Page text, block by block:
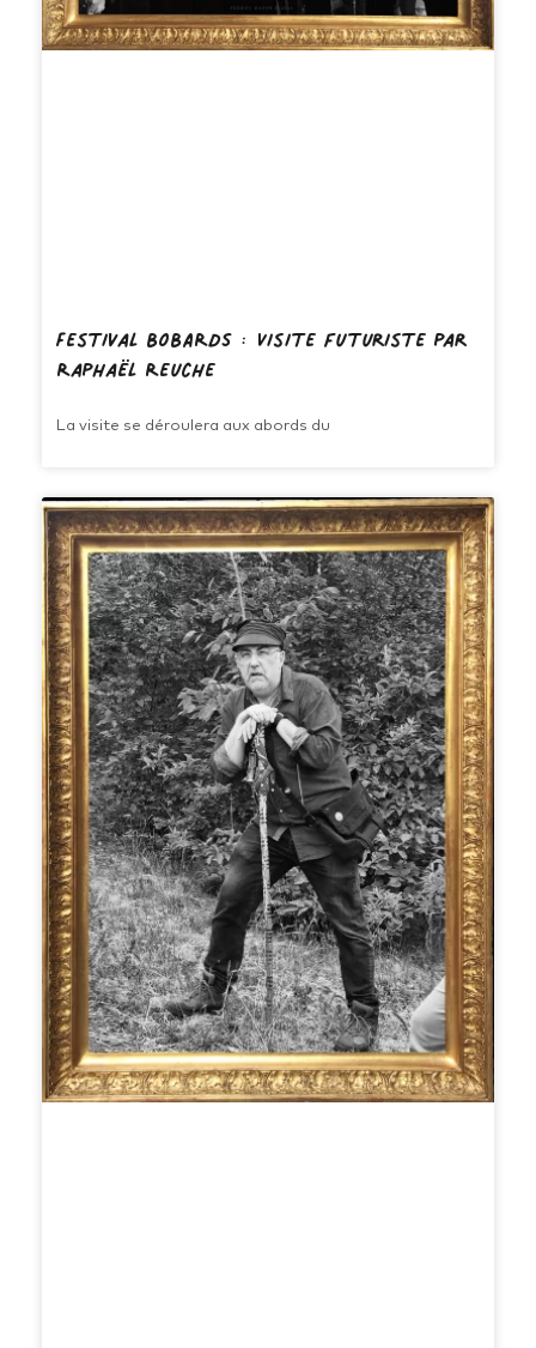
Festival BOBARDS : Visite futuriste par
Raphaël Reuche
La visite se déroulera aux abords du